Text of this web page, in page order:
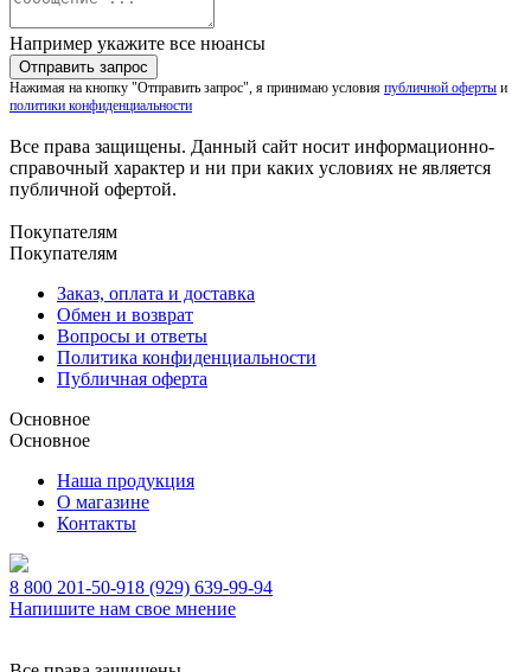
Например укажите все нюансы
Нажимая на кнопку "Отправить запрос", я принимаю условия публичной оферты и
политики конфиденциальности
Все права защищены. Данный сайт носит информационно-
справочный характер и ни при каких условиях не является
публичной офертой.
Покупателям
Покупателям
Заказ, оплата и доставка
Обмен и возврат
Вопросы и ответы
Политика конфиденциальности
Публичная оферта
Основное
Основное
Наша продукция
О магазине
Контакты
8 800 201-50-918 (929) 639-99-94
Напишите нам свое мнение